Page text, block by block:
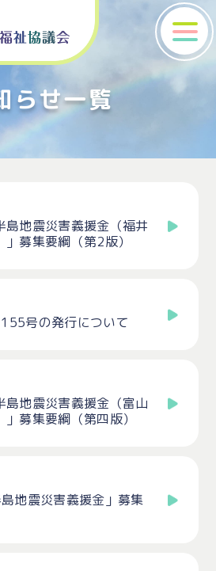
らせ一覧
島地震災害義援金（福井
募集要綱（第2版）
号の発行について
島地震災害義援金（富山
募集要綱（第四版）
地震災害義援金」募集